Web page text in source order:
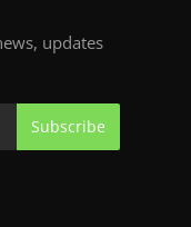
updates
Subscribe